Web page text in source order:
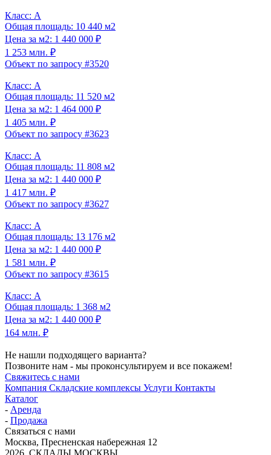
Класс: A
Общая площадь: 10 440 м2
Цена за м2: 1 440 000 ₽
1 253 млн. ₽
Объект по запросу #3520
Класс: A
Общая площадь: 11 520 м2
Цена за м2: 1 464 000 ₽
1 405 млн. ₽
Объект по запросу #3623
Класс: A
Общая площадь: 11 808 м2
Цена за м2: 1 440 000 ₽
1 417 млн. ₽
Объект по запросу #3627
Класс: A
Общая площадь: 13 176 м2
Цена за м2: 1 440 000 ₽
1 581 млн. ₽
Объект по запросу #3615
Класс: A
Общая площадь: 1 368 м2
Цена за м2: 1 440 000 ₽
164 млн. ₽
Не нашли подходящего варианта?
Позвоните нам - мы проконсультируем и все покажем!
Свяжитесь с нами
Компания Складские комплексы Услуги Контакты
Каталог
- Аренда
- Продажа
Связаться с нами
Москва, Пресненская набережная 12
2026, СКЛАДЫ МОСКВЫ